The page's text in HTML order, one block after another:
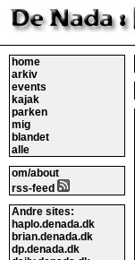
home
arkiv
events
kajak
parken
mig
blandet
alle
om/about
rss-feed
Andre sites:
haplo.denada.dk
brian.denada.dk
dp.denada.dk